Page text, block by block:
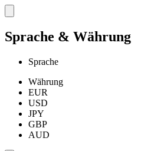
Sprache & Währung
Sprache
Währung
EUR
USD
JPY
GBP
AUD